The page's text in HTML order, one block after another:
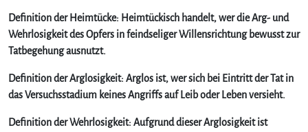
Definition der Heimtücke: Heimtückisch handelt, wer die Arg- und
Wehrlosigkeit des Opfers in feindseliger Willensrichtung bewusst zur
Tatbegehung ausnutzt.
Definition der Arglosigkeit: Arglos ist, wer sich bei Eintritt der Tat in
das Versuchsstadium keines Angriffs auf Leib oder Leben versieht.
Definition der Wehrlosigkeit: Aufgrund dieser Arglosigkeit ist